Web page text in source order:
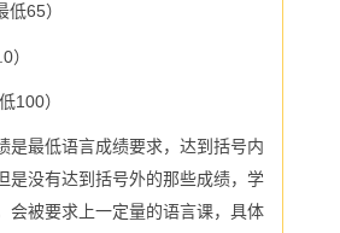
低65）
）
低100）
是最低语言成绩要求，达到括号内
是没有达到括号外的那些成绩，学
会被要求上一定量的语言课，具体